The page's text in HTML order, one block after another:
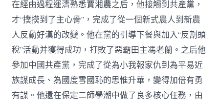
在經由過程運濤熟悉賈湘農之后，他接觸到共產黨，
才“撲摸到了主心骨”，完成了從一個新式農人到新農
人反動好漢的改變。他在黨的引導下餐與加入“反割頭
稅”活動并獲得成功，打敗了惡霸田主馮老蘭。之后他
參加中國共產黨，完成了從為小我報家仇到為平易近
族謀成長、為國度雪國恥的思惟升華，變得加倍有勇
有謀。他還在保定二師學潮中做了良多核心任務，由